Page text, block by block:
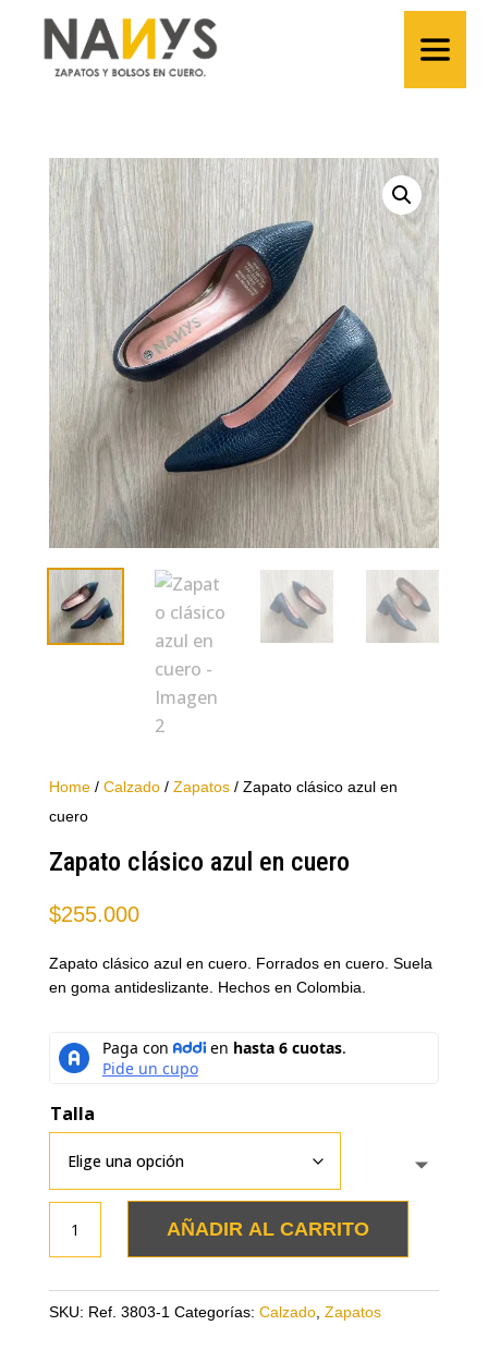
Home/ Calzado/ Zapatos/ Zapato clásico azul en
cuero
Zapato clásico azul en cuero
$255.000
Zapato clásico azul en cuero. Forrados en cuero. Suela
en goma antideslizante. Hechos en Colombia.
Talla
en
AÑADIR AL CARRITO
SKU: Ref. 3803-1 Categorías: Calzado, Zapatos